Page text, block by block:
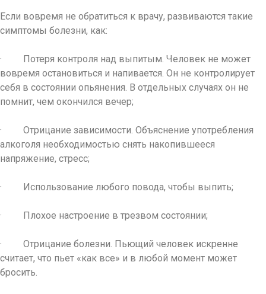
Если вовремя не обратиться к врачу, развиваются такие
симптомы болезни, как:
· Потеря контроля над выпитым. Человек не может
вовремя остановиться и напивается. Он не контролирует
себя в состоянии опьянения. В отдельных случаях он не
помнит, чем окончился вечер;
· Отрицание зависимости. Объяснение употребления
алкоголя необходимостью снять накопившееся
напряжение, стресс;
· Использование любого повода, чтобы выпить;
· Плохое настроение в трезвом состоянии;
· Отрицание болезни. Пьющий человек искренне
считает, что пьет «как все» и в любой момент может
бросить.